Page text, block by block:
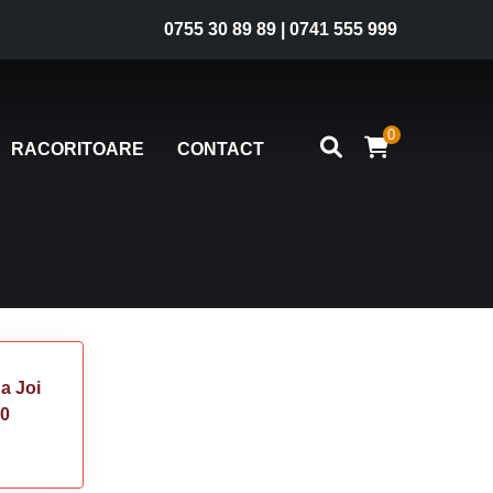
0755 30 89 89 0741 555 999
RACORITOARE CONTACT
0
Joi